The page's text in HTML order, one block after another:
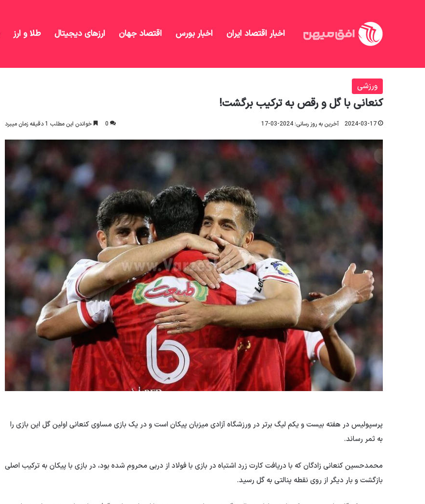
اخبار اقتصاد ایران اخبار بورس اقتصاد جهان ارزهای دیجیتال طلا و ارز
ورزشی
کنعانی با گل و رقص به ترکیب برگشت!
2024-03-17 آخرین به روز رسانی: 2024-03-17 0 خواندن این مطلب 1 دقیقه زمان میبرد
پرسپولیس در هفته بیست و یکم لیگ برتر در ورزشگاه آزادی میزبان پیکان است و در یک بازی مساوی کنعانی اولین گل این بازی را
به ثمر رساند.
محمدحسین کنعانی زادگان که با دریافت کارت زرد اشتباه در بازی با فولاد از دربی محروم شده بود، در بازی با پیکان به ترکیب اصلی
بازگشت و بار دیگر از روی نقطه پنالتی به گل رسید.